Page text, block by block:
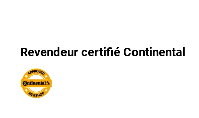
Revendeur certifié Continental